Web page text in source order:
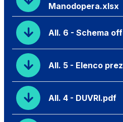
Manodopera.xlsx
All. 6 - Schema
All. 5 - Elenco
All. 4 - DUVRI.pdf